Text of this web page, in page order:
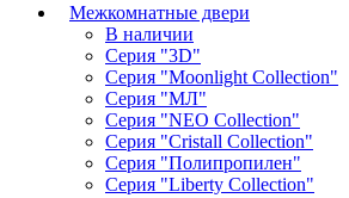
Межкомнатные двери
В наличии
Серия "3D"
Серия "Moonlight Collection"
Серия "МЛ"
Серия "NEO Collection"
Серия "Cristall Collection"
Серия "Полипропилен"
Серия "Liberty Collection"